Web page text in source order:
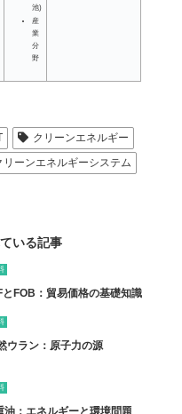
池)
産
業
分
野
クリーンエネルギー
リーンエネルギーシステム
いる記事
とFOB：貿易価格の基礎知識
ウラン：原子力の源